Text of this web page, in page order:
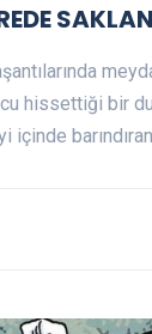
hissettiği bir
içinde